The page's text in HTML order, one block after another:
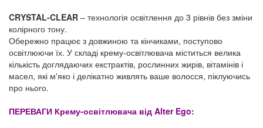
CRYSTAL-CLEAR – технологія освітлення до 3 рівнів без зміни
колірного тону.
Обережно працює з довжиною та кінчиками, поступово
освітлюючи їх. У складі крему-освітлювача міститься велика
кількість доглядаючих екстрактів, рослинних жирів, вітамінів і
масел, які м'яко і делікатно живлять ваше волосся, піклуючись
про нього.
ПЕРЕВАГИ Крему-освітлювача від Alter Ego: